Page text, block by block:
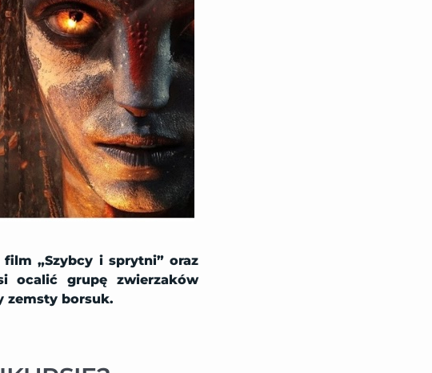
„Szybcy i sprytni” oraz
ocalić grupę zwierzaków
zemsty borsuk.